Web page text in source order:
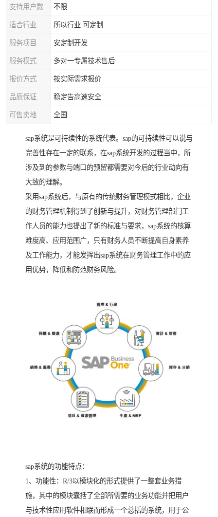
支持用户数 不限
适合行业 所以行业 可定制
服务项目 安定制开发
服务模式 多对一专属技术售后
报价方式 按实际需求报价
品质保证 稳定告高速安全
可售卖地 全国
sap系统是可持续性的系统代表。sap的可持续性可以说与
完善性存在一定的联系，在sap系统开发的过程当中，所
涉及到的参数与端口的预留都需要对今后的行业动向有
大致的理解。
采用sap系统后，与原有的传统财务管理模式相比，企业
的财务管理机制得到了创新与提升，对财务管理部门工
作人员的能力也提出了新的标准与要求，sap系统的核算
难度高、应用范围广，只有财务人员不断提高自身素养
及工作能力，才能发挥出sap系统在财务管理工作中的应
用优势，降低和防范财务风险。
sap系统的功能特点：
1、功能性：R/3以模块化的形式提供了一整套业务措
施，其中的模块囊括了全部所需要的业务功能并把用户
与技术性应用软件相联而形成一个总括的系统，用于公